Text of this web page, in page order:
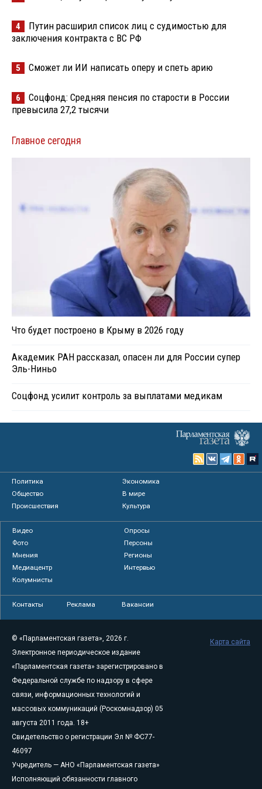
4
Путин расширил список лиц с судимостью для
заключения контракта с ВС РФ
5 Сможет ли ИИ написать оперу и спеть арию
6
Соцфонд: Средняя пенсия по старости в России
превысила 27,2 тысячи
Главное сегодня
Что будет построено в Крыму в 2026 году
Академик РАН рассказал, опасен ли для России супер
Эль-Ниньо
Соцфонд усилит контроль за выплатами медикам
Политика
Экономика
Общество
В мире
Происшествия
Культура
Видео
Опросы
Фото
Персоны
Мнения
Регионы
Медиацентр
Интервью
Колумнисты
Контакты Реклама Вакансии
© «Парламентская газета», 2026 г.
Электронное периодическое издание
«Парламентская газета» зарегистрировано в
Федеральной службе по надзору в сфере
связи, информационных технологий и
массовых коммуникаций (Роскомнадзор) 05
августа 2011 года. 18+
Свидетельство о регистрации Эл № ФС77-
46097
Учредитель — АНО «Парламентская газета»
Исполняющий обязанности главного
Карта сайта